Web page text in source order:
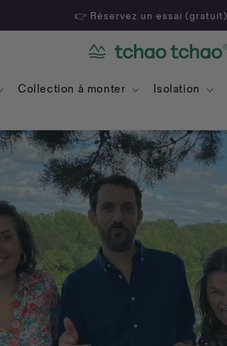
👉 Réservez un essai (gratuit)
Collection à monter Isolation